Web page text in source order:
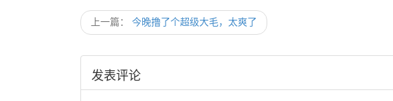
上一篇： 今晚撸了个超级大毛，太爽了
发表评论